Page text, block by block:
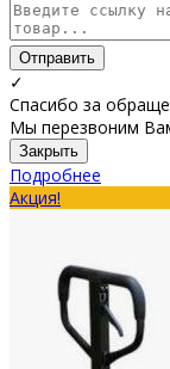
Отправить
✓
Спасибо за
Мы перезвоним
Закрыть
Подробнее
Акция!